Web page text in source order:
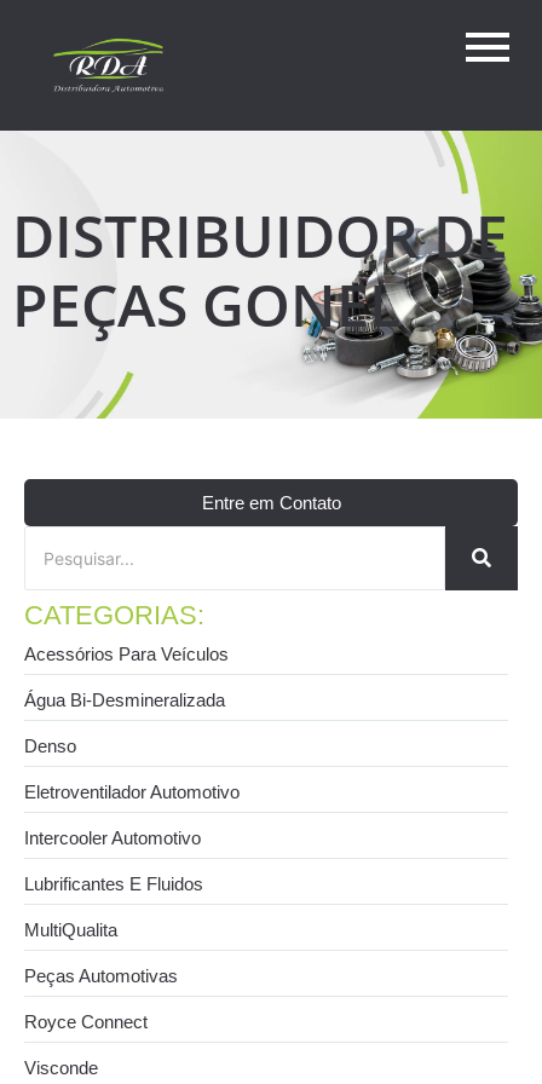
DISTRIBUIDOR DE
PEÇAS GONEL
Entre em Contato
CATEGORIAS:
Acessórios Para Veículos
Água Bi-Desmineralizada
Denso
Eletroventilador Automotivo
Intercooler Automotivo
Lubrificantes E Fluidos
MultiQualita
Peças Automotivas
Royce Connect
Visconde